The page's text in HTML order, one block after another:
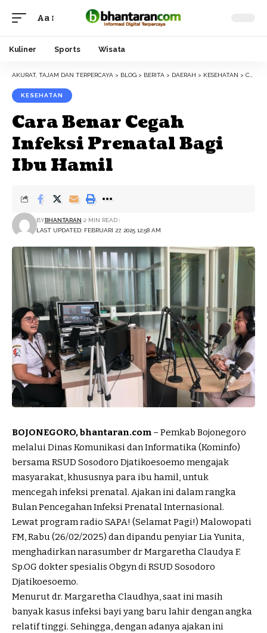
Font
Resizer
Aa
Kuliner Sports Wisata
AKURAT, TAJAM DAN TERPERCAYA > BLOG > BERITA > DAERAH > KESEHATAN > CARA BENAR CEGAH INFEKSI PRENATAL BAGI IBU HAMIL
KESEHATAN
Cara Benar Cegah
Infeksi Prenatal Bagi
Ibu Hamil
LAST UPDATED: FEBRUARI 27, 2025 12:58 AM
BYBHANTARAN 2 MIN READ
BOJONEGORO, bhantaran.com – Pemkab Bojonegoro
melalui Dinas Komunikasi dan Informatika (Kominfo)
bersama RSUD Sosodoro Djatikoesoemo mengajak
masyarakat, khususnya para ibu hamil, untuk
mencegah infeksi prenatal. Ajakan ini dalam rangka
Bulan Pencegahan Infeksi Prenatal Internasional.
Lewat program radio SAPA! (Selamat Pagi!) Malowopati
FM, Rabu (26/02/2025) dan dipandu penyiar Lia Yunita,
menghadirkan narasumber dr Margaretha Claudya F.
Sp.OG dokter spesialis Obgyn di RSUD Sosodoro
Djatikoesoemo.
Menurut dr. Margaretha Claudhya, saat ini masih
banyak kasus infeksi bayi yang baru lahir dengan angka
relatif tinggi. Sehingga, dengan adanya ajakan ini